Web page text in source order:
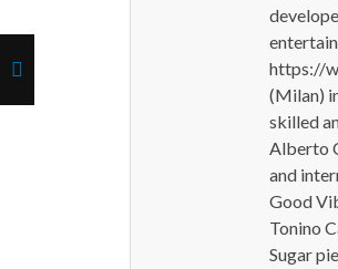
https://
(Milan)
skilled
Alberto
and
Good
Tonino
Sugar